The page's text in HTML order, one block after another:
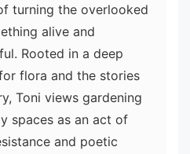
turning the overlooked
alive and
Rooted in a deep
flora and the stories
Toni views gardening
spaces as an act of
and poetic